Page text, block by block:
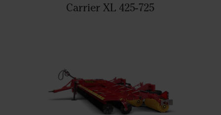
Carrier XL 425-725